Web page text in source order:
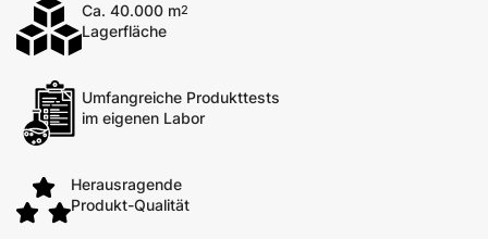
Ca. 40.000 m2
Lagerfläche
Umfangreiche Produkttests
im eigenen Labor
Herausragende
Produkt-Qualität